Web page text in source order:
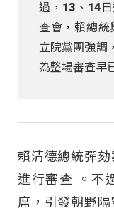
過，13、14
查會，賴總統
立院黨團強調
為整場審查早
賴清德總統彈
進行審查 。不
席，引發朝野